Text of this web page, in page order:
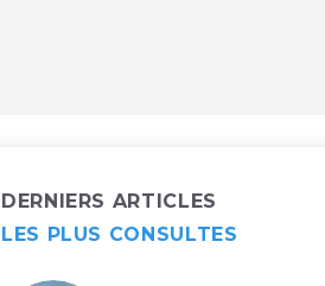
DERNIERS ARTICLES
LES PLUS CONSULTES